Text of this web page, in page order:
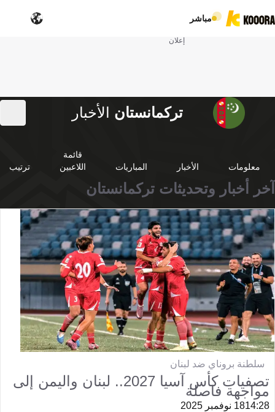
مباشر
إعلان
تركمانستان الأخبار
معلومات الأخبار المباريات
قائمة
اللاعبين
ترتيب
آخر أخبار وتحديثات تركمانستان
سلطنة بروناي ضد لبنان
تصفيات كأس آسيا 2027.. لبنان واليمن إلى
مواجهة فاصلة
14:2818 نوفمبر 2025